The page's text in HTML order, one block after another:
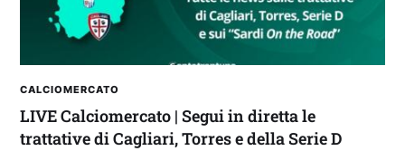
CALCIOMERCATO
LIVE Calciomercato | Segui in diretta le
trattative di Cagliari, Torres e della Serie D